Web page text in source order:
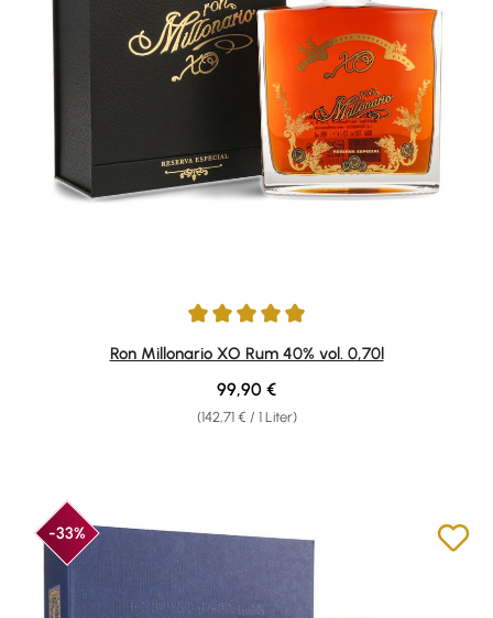
Durchschnittliche Bewertung von 4.93 von 5 Sternen
Ron Millonario XO Rum 40% vol. 0,70l
(142,71 € / 1 Liter)
Regulärer Preis:
99,90 €
-33%